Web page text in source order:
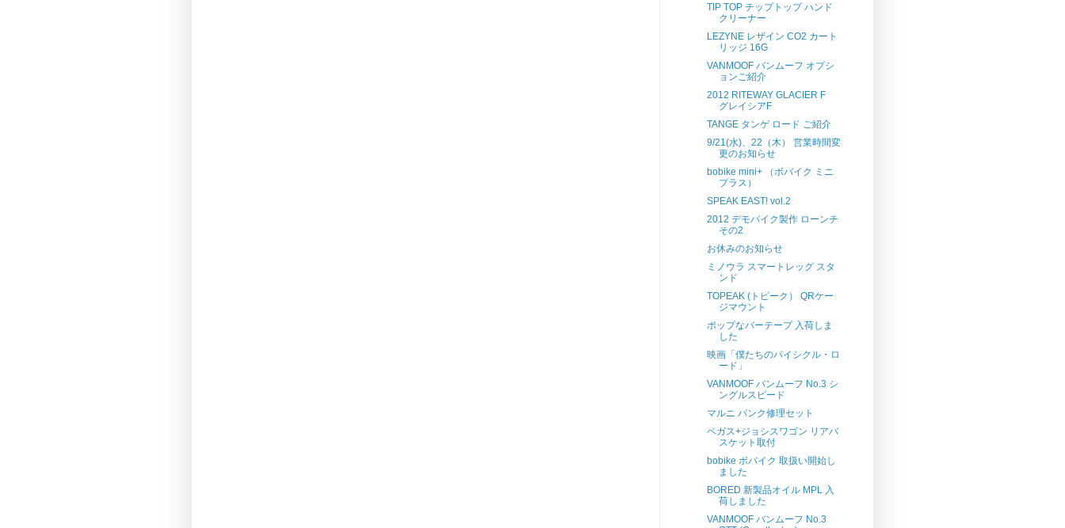
TIP TOP チップトップ ハンド
クリーナー
LEZYNE レザイン CO2 カート
リッジ 16G
VANMOOF バンムーフ オプシ
ョンご紹介
2012 RITEWAY GLACIER F
グレイシアF
TANGE タンゲ ロード ご紹介
9/21(水)、22（木） 営業時間変
更のお知らせ
bobike mini+ （ボバイク ミニ
プラス）
SPEAK EAST! vol.2
2012 デモバイク製作 ローンチ
その2
お休みのお知らせ
ミノウラ スマートレッグ スタ
ンド
TOPEAK (トピーク） QRケー
ジマウント
ポップなバーテープ 入荷しま
した
映画「僕たちのバイシクル・ロ
ード」
VANMOOF バンムーフ No.3 シ
ングルスピード
マルニ パンク修理セット
ベガス+ジョシスワゴン リアバ
スケット取付
bobike ボバイク 取扱い開始し
ました
BORED 新製品オイル MPL 入
荷しました
VANMOOF バンムーフ No.3